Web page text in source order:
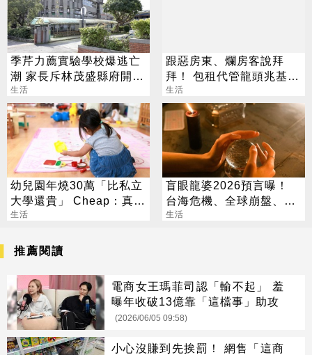
季芹力薦實驗學校爆逃亡
潮 家長斥林茂盛縣府開芭
樂票
生活
跟惡房東、爛房客說拜
拜！ 包租代管龍頭兆基董
座：未來十年是黃金期
生活
幼兒園年燒30萬「比私立
大學還貴」 Cheap：真心
敬佩願意生
生活
盲眼龍婆2026預言曝！
台海危機、全球崩盤、外
星人來訪引熱議
生活
推薦閱讀
電商女王瑪菲司認「輸不起」 羞
曝年收破13億靠「這檔事」助攻
(2026/06/05 09:58)
小心沒賺到先挨罰！ 網售「這商